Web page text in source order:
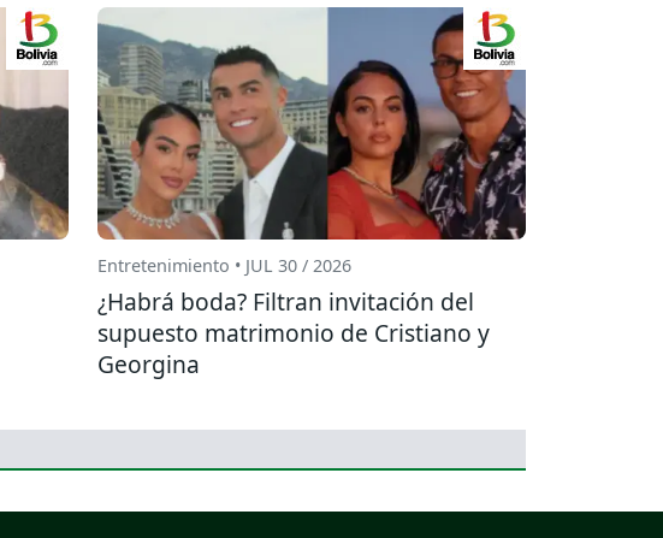
Entretenimiento • JUL 30 / 2026
¿Habrá boda? Filtran invitación del
supuesto matrimonio de Cristiano y
Georgina